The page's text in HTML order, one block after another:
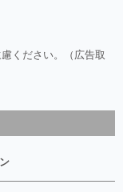
ください。（広告取